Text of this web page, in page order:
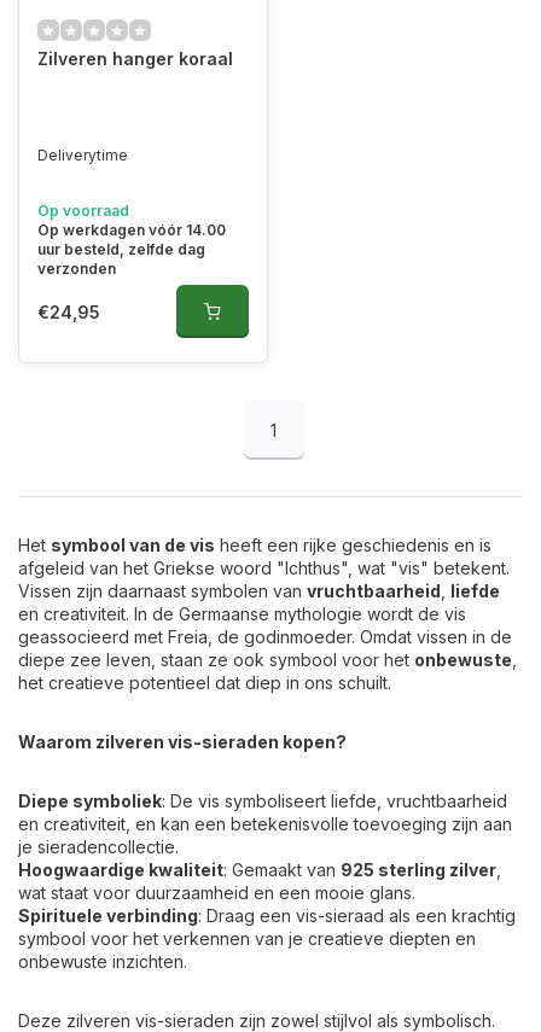
Zilveren hanger koraal
Deliverytime
Op voorraad
Op werkdagen vóór 14.00
uur besteld, zelfde dag
verzonden
€24,95
1
Het symbool van de vis heeft een rijke geschiedenis en is
afgeleid van het Griekse woord "Ichthus", wat "vis" betekent.
Vissen zijn daarnaast symbolen van vruchtbaarheid liefde
en creativiteit. In de Germaanse mythologie wordt de vis
geassocieerd met Freia, de godinmoeder. Omdat vissen in de
diepe zee leven, staan ze ook symbool voor het onbewuste
het creatieve potentieel dat diep in ons schuilt.
Waarom zilveren vis-sieraden kopen?
Diepe symboliek: De vis symboliseert liefde, vruchtbaarheid
en creativiteit, en kan een betekenisvolle toevoeging zijn aan
je sieradencollectie.
Hoogwaardige kwaliteit: Gemaakt van 925 sterling zilver
wat staat voor duurzaamheid en een mooie glans.
Spirituele verbinding: Draag een vis-sieraad als een krachtig
symbool voor het verkennen van je creatieve diepten en
onbewuste inzichten.
Deze zilveren vis-sieraden zijn zowel stijlvol als symbolisch.